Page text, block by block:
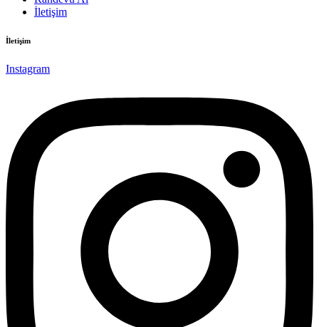
İletişim
İletişim
Instagram